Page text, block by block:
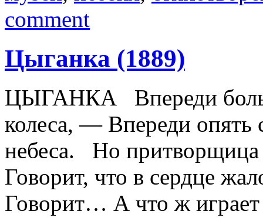
comment
Цыганка (1889)
ЦЫГАНКА Впереди
колеса, — Впереди опять
небеса. Но притворщица
Говорит, что в сердце
Говорит… А что ж